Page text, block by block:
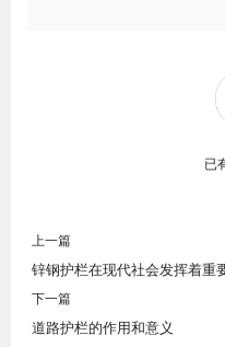
已
上一篇
锌钢护栏在现代社会发挥着重
下一篇
道路护栏的作用和意义